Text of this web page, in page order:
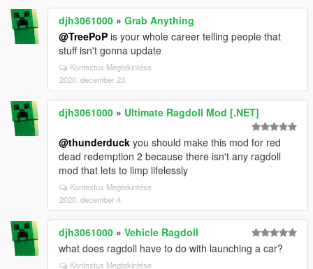
djh3061000 » Grab Anything
@TreePoP is your whole career telling people that
stuff isn't gonna update
Kontextus Megtekintése
2020. december 23.
djh3061000 » Ultimate Ragdoll Mod [.NET]
@thunderduck you should make this mod for red
dead redemption 2 because there isn't any ragdoll
mod that lets to limp lifelessly
Kontextus Megtekintése
2020. december 4.
djh3061000 » Vehicle Ragdoll
what does ragdoll have to do with launching a car?
Kontextus Megtekintése